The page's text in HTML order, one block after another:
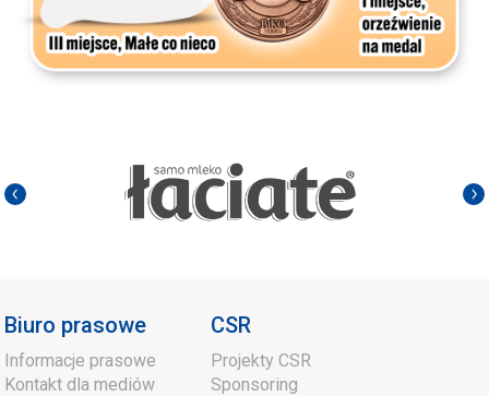
Biuro prasowe
Informacje prasowe
Kontakt dla mediów
CSR
Projekty CSR
Sponsoring